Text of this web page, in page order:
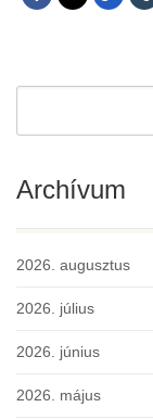
Archívum
2026. augusztus
2026. július
2026. június
2026. május